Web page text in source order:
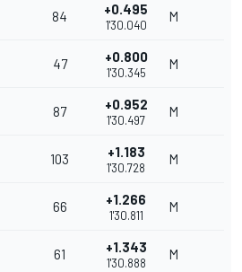
84 +0.495
1'30.040
M
47 +0.800
1'30.345
M
87 +0.952
1'30.497
M
103 +1.183
1'30.728
M
66 +1.266
1'30.811
M
61 +1.343
1'30.888
M